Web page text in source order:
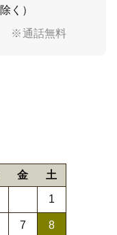
※通話無料
く）
金 土
1
7 8